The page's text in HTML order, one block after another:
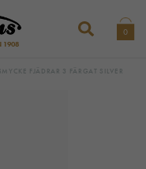
1908
0
FJÄDRAR 3 FÄRGAT SILVER